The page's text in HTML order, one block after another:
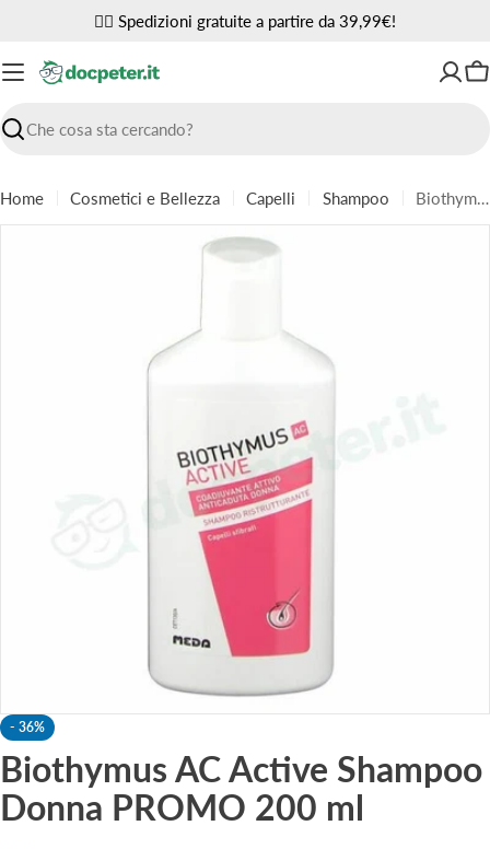
contenuto
✌🏼 Spedizioni gratuite a partire da 39,99€!
Ricerca
Home Cosmetici e Bellezza Capelli Shampoo
Biothymus AC Active Shampoo Donna PROMO 200 ml
Apri supporto 0 in modalità modale
- 36%
Biothymus AC Active Shampoo
Donna PROMO 200 ml